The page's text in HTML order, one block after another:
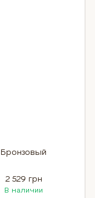
Бронзовый
2 529 грн
В наличии